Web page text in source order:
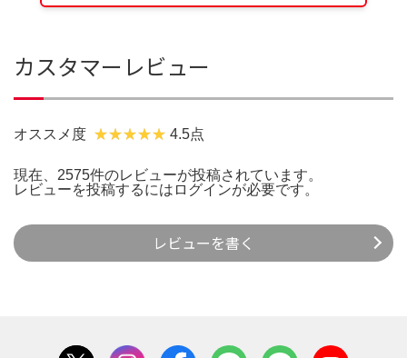
カスタマーレビュー
オススメ度 4.5点
現在、2575件のレビューが投稿されています。
レビューを投稿するには ログインが必要です。
レビューを書く